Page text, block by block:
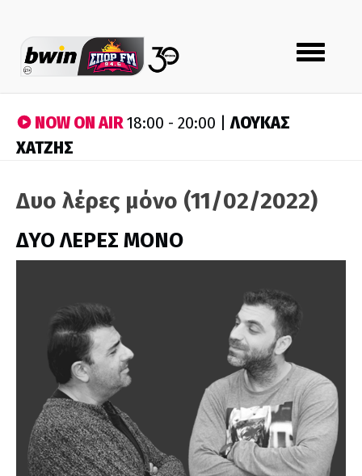
Toggle
navigation
NOW ON AIR18:00 - 20:00 |ΛΟΥΚΑΣ
ΧΑΤΖΗΣ
Δυο λέρες μόνο (11/02/2022)
ΔΥΟ ΛΕΡΕΣ ΜΟΝΟ